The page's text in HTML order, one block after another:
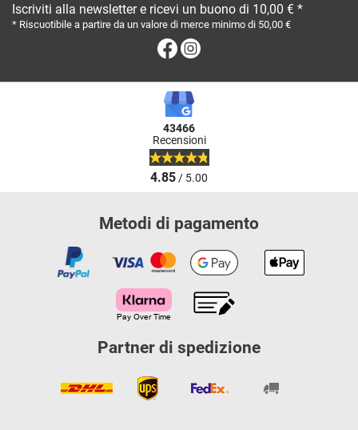
Iscriviti alla newsletter e ricevi un buono di 10,00 € *
* Riscuotibile a partire da un valore di merce minimo di 50,00 €
Facebook
43466
Recensioni
4.85/ 5.00
Metodi di pagamento
Partner di spedizione